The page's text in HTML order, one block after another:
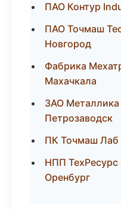
ПАО Контур
ПАО Точмаш
Новгород
Фабрика
Махачкала
ЗАО
Петрозаводск
ПК Точмаш
НПП
Оренбург